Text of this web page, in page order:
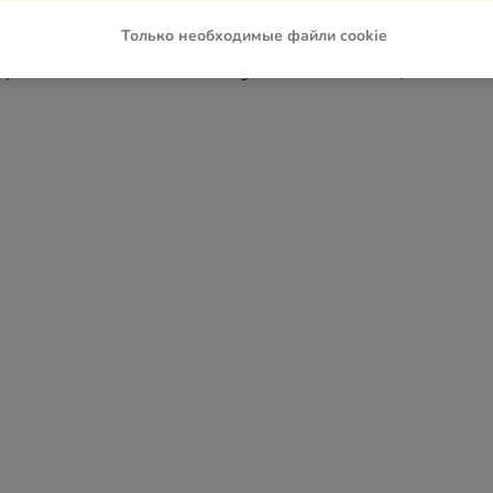
has occurred while loading
Только необходимые файли cookie